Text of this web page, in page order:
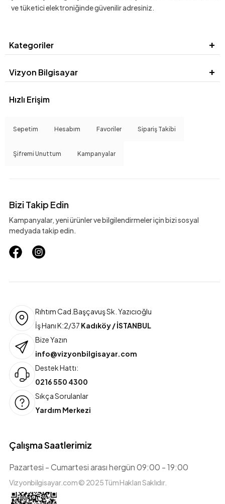
ve tüketici elektroniğinde güvenilir adresiniz.
Kategoriler
Vizyon Bilgisayar
Hızlı Erişim
Sepetim Hesabım Favoriler Sipariş Takibi
Şifremi Unuttum Kampanyalar
Bizi Takip Edin
Kampanyalar, yeni ürünler ve bilgilendirmeler için bizi sosyal
medyada takip edin.
Rıhtım Cad.Başçavuş Sk. Yazıcıoğlu
İş Hanı K:2/37 Kadıköy / İSTANBUL
Bize Yazın
info@vizyonbilgisayar.com
Destek Hattı:
0216 550 4300
Sıkça Sorulanlar
Yardım Merkezi
Çalışma Saatlerimiz
Pazartesi - Cumartesi arası hergün 09:00 - 19:00
Vizyonbilgisayar.com © 2025 Tüm Hakları Saklıdır.